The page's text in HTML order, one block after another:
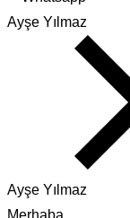
Ayşe Yılmaz
Ayşe Yılmaz
Merhaba.